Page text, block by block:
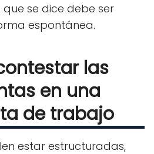
que se dice debe ser
espontánea.
las
en una
de trabajo
estar estructuradas,